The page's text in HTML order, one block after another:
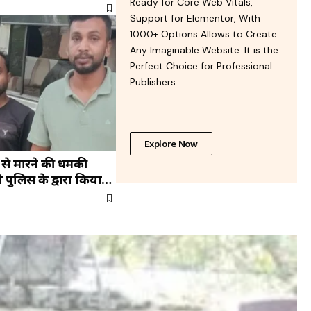
से मारने की धमकी
के द्वारा किया
जेल
Support for Elementor, With
1000+ Options Allows to Create
Any Imaginable Website. It is the
Perfect Choice for Professional
Publishers.
Explore Now